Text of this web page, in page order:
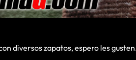
diversos zapatos, espero les